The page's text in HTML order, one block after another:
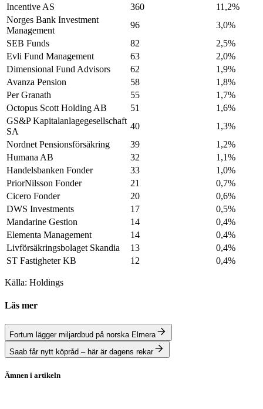
Incentive AS
360
11,2%
Norges Bank Investment
Management
96
3,0%
SEB Funds
82
2,5%
Evli Fund Management
63
2,0%
Dimensional Fund Advisors
62
1,9%
Avanza Pension
58
1,8%
Per Granath
55
1,7%
Octopus Scott Holding AB
51
1,6%
GS&P Kapitalanlagegesellschaft
SA
40
1,3%
Nordnet Pensionsförsäkring
39
1,2%
Humana AB
32
1,1%
Handelsbanken Fonder
33
1,0%
PriorNilsson Fonder
21
0,7%
Cicero Fonder
20
0,6%
DWS Investments
17
0,5%
Mandarine Gestion
14
0,4%
Elementa Management
14
0,4%
Livförsäkringsbolaget Skandia
13
0,4%
ST Fastigheter KB
12 0,4%
Källa: Holdings
Läs mer
Fortum lägger miljardbud på norska Elmera
Saab får nytt köpråd – här är dagens rekar
Ämnen i artikeln